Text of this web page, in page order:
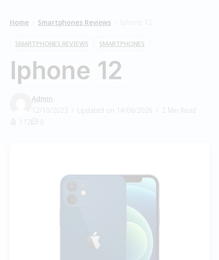
Home Smartphones Reviews Iphone 12
SMARTPHONES REVIEWS SMARTPHONES
Iphone 12
Admin
12/10/2023
Updated on 14/06/2026
2 Min Read
112
0